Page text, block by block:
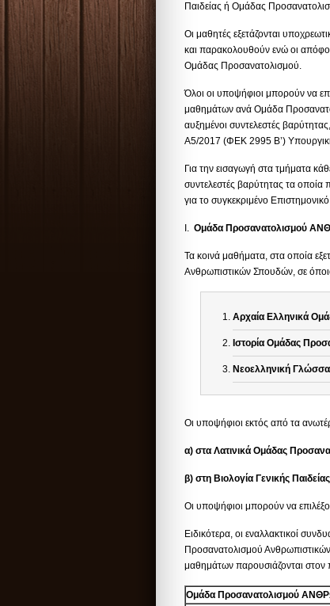
Παιδείας ή Ομάδας
Οι μαθητές εξετάζονται
και παρακολουθούν ενώ οι
Ομάδας Προσανατολισμού.
Όλοι οι υποψήφιοι μπορούν να
μαθημάτων ανά Ομάδα
αυξημένοι συντελεστές
Α5/2017 (ΦΕΚ 2995 B’)
Για την εισαγωγή στα τμήματα
συντελεστές βαρύτητας τα
για το συγκεκριμένο
Ι. Ομάδα Προσανατολισμού
Τα κοινά μαθήματα, στα οποία
Ανθρωπιστικών Σπουδών, σε όποιο
Αρχαία Ελληνικά
Ιστορία Ομάδας
Νεοελληνική Γλώσσα
Οι υποψήφιοι εκτός από τα
α) στα Λατινικά Ομάδας
β) στη Βιολογία Γενικής
Οι υποψήφιοι μπορούν να
Ειδικότερα, οι εναλλακτικοί
Προσανατολισμού
μαθημάτων παρουσιάζονται
Ομάδα Προσανατολισμού